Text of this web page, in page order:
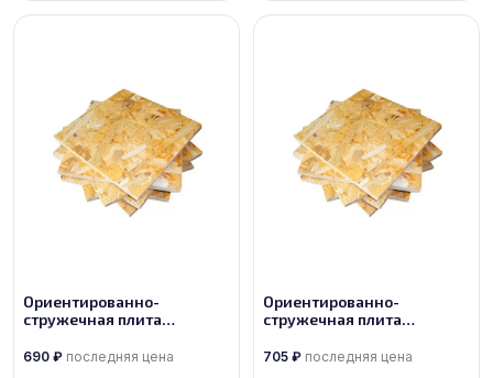
Ориентированно-
стружечная плита
690 ₽ последняя цена
Ориентированно-
стружечная плита
705 ₽ последняя цена